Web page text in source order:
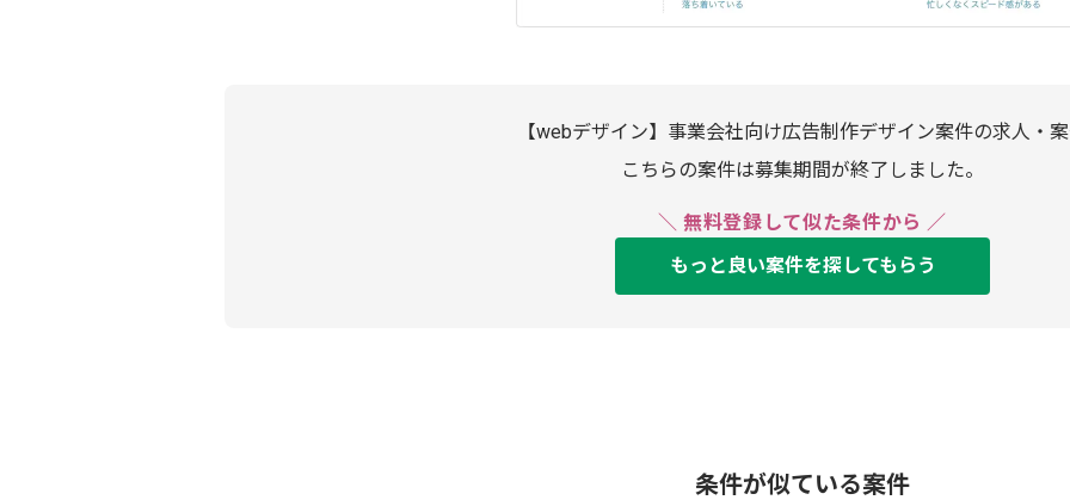
【webデザイン】事業会社向け広告制作デザイン案件の求人・
こちらの案件は募集期間が終了しました。
＼ 無料登録して似た条件から ／
もっと良い案件を探してもらう
条件が似ている案件